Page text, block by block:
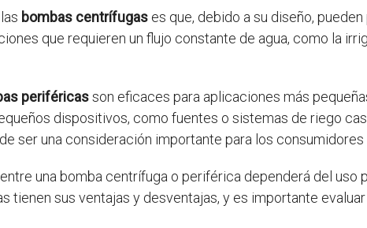
bombas centrífugas es que, debido a su diseño,
que requieren un flujo constante de agua, como la
periféricasson eficaces para aplicaciones más
dispositivos, como fuentes o sistemas de riego
ser una consideración importante para los
una bomba centrífuga o periférica dependerá del uso
tienen sus ventajas y desventajas, y es importante